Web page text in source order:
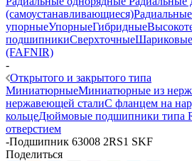
(самоустанавливающиеся)
упорныеУпорныеГибридные
подшипникиСверхточные
(FAFNIR)
-
Открытого и закрытого типа
МиниатюрныеМиниатюрные из
нержавеющей сталиС фланцем на
кольцеДюймовые подшипники типа
отверстием
-Подшипник 63008 2RS1 SKF
Поделиться